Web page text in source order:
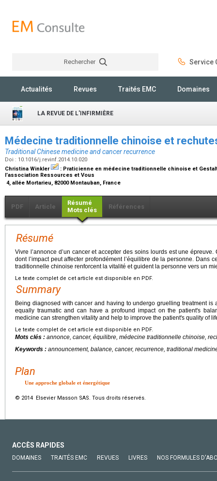
Rechercher Service
Actualités Revues Traités EMC Domaines
LA REVUE DE L'INFIRMIÈRE
Médecine traditionnelle chinoise et
Traditional Chinese medicine and cancer recurrence
Doi : 10.1016/j.revinf.2014.10.020
Christina Winkler
: Praticienne en médecine traditionnelle chinoise et
l’association Ressources et Vous
4, allée Mortarieu, 82000 Montauban, France
PDF Article
Résumé
Mots clés
Références
Résumé
Vivre l’annonce d’un cancer et accepter des soins lourds est une
dont l’impact peut affecter profondément l’équilibre de la personne. Dans
traditionnelle chinoise renforcent la vitalité et guident la personne vers un
Le texte complet de cet article est disponible en PDF.
Summary
Being diagnosed with cancer and having to undergo gruelling treatment is
equally traumatic and can have a profound impact on the patient's
medicine can strengthen vitality and help to improve the patient's quality of
Le texte complet de cet article est disponible en PDF.
Mots clés : annonce, cancer, équilibre, médecine traditionnelle chinoise,
Keywords : announcement, balance, cancer, recurrence, traditional
Plan
Une approche globale et énergétique
© 2014 Elsevier Masson SAS. Tous droits réservés.
ACCÈS RAPIDES
DOMAINES TRAITÉS EMC REVUES LIVRES NOS FORMULES